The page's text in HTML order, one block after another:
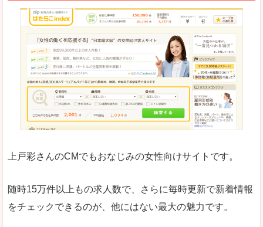
良いところ
「自分のペースで働きたい」「キャリアアップ」
はじめての転職についてのお役立ち情報が満載で
悪いところ
求人の掲載が少し見づらい印象があります。求人
給与が見た目ですぐにわからないことが多いです
詳しい説明 サイト内の検索の人気ワードで英語や中国語など
人気度 普通のマイナビの方を使っている方が多く、女
さまざまな検索機能が充実しており、条件面やこ
上戸彩さんのCMでもおなじみの女性向けサイトです。
随時15万件以上もの求人数で、さらに毎時更新で新着情報
をチェックできるのが、他にはない最大の魅力です。